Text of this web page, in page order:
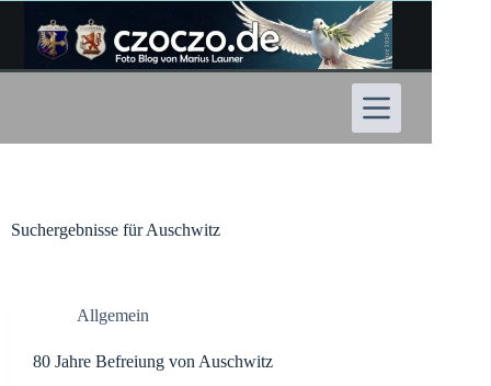
Inhalt
springen
Suchergebnisse für Auschwitz
Allgemein
80 Jahre Befreiung von Auschwitz